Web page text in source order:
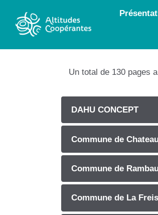
Aller au contenu principal
Un total de 130 pages
DAHU CONCEPT
Commune de
Commune de
Commune de La